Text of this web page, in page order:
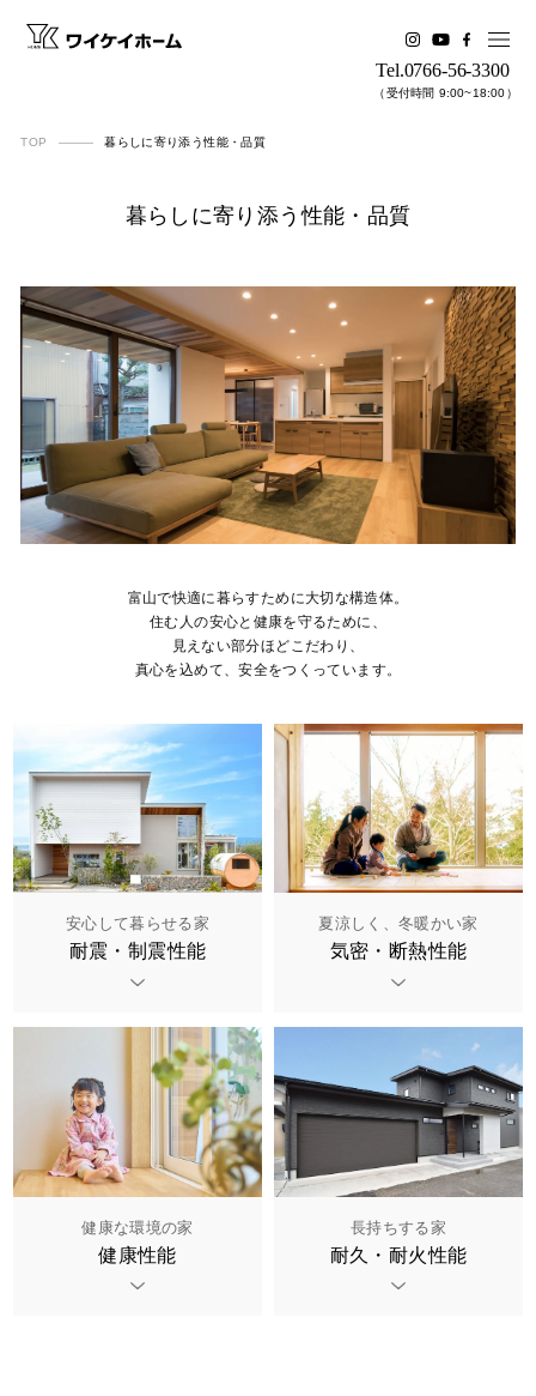
Tel.0766-56-3300
（受付時間 9:00~18:00）
TOP 暮らしに寄り添う性能・品質
暮らしに​寄り​添う​性能・品質
富山で快適に暮らすために大切な構造体。
住む人の安心と健康を守るために、
見えない部分ほどこだわり、
真心を込めて、安全をつくっています。
安心して暮らせる家
耐震・制震性能
夏涼しく、冬暖かい家
気密・断熱性能
健康な環境の家
健康性能
長持ちする家
耐久・耐火性能